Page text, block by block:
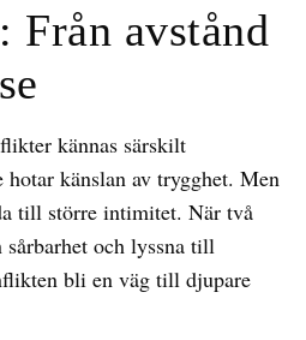
Från avstånd
kännas särskilt
hotar känslan av trygghet. Men
till större intimitet. När två
och lyssna till
bli en väg till djupare